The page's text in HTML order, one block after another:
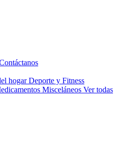
hogar Deporte y Fitness
Misceláneos Ver todas